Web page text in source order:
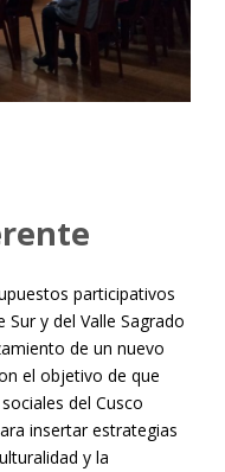
participativos
Sur y del Valle Sagrado
de un nuevo
el objetivo de que
del Cusco
insertar estrategias
y la